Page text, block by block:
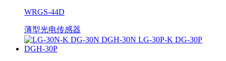
WRGS-44D
薄型光电传感器